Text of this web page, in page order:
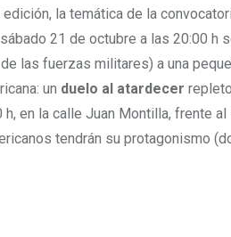
la temática de la
21 de octubre a las 20:00 h
las fuerzas militares) a una
un duelo al atardecer
en la calle Juan Montilla, frente
tendrán su protagonismo